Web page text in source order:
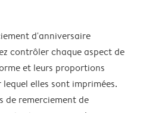
d'anniversaire
contrôler chaque aspect de
et leurs proportions
elles sont imprimées.
de remerciement de